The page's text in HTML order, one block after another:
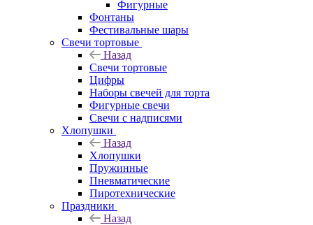
Фигурные
Фонтаны
Фестивальные шары
Свечи тортовые
Назад
Свечи тортовые
Цифры
Наборы свечей для торта
Фигурные свечи
Свечи с надписями
Хлопушки
Назад
Хлопушки
Пружинные
Пневматические
Пиротехнические
Праздники
Назад